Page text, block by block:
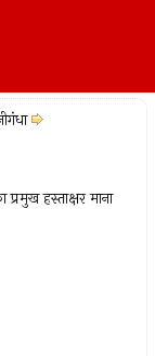
प्रमुख हस्ताक्षर माना